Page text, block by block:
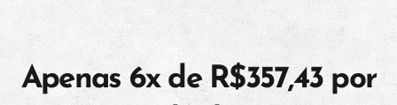
Apenas 6x de R$357,43 por